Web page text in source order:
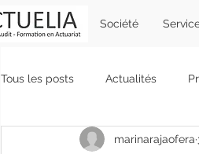
Société
Tous les posts Actualités
Gestion des risques Vie
marinarajaofera